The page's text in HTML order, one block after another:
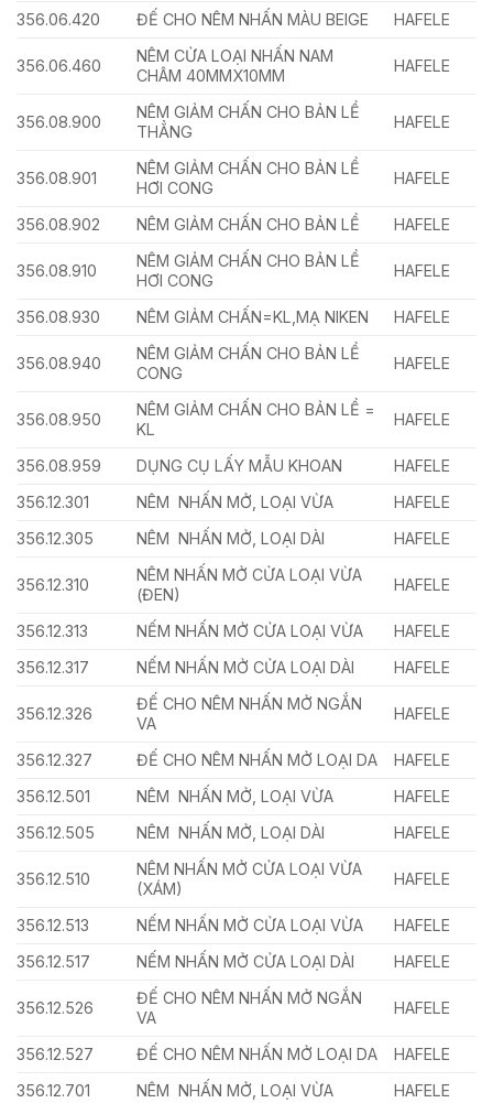
356.06.420 ĐẾ CHO NÊM NHẤN MÀU BEIGE HAFELE
356.06.460
NÊM CỬA LOẠI NHẤN NAM
CHÂM 40MMX10MM
HAFELE
356.08.900
NÊM GIẢM CHẤN CHO BẢN LỀ
THẲNG
HAFELE
356.08.901
NÊM GIẢM CHẤN CHO BẢN LỀ
HƠI CONG
HAFELE
356.08.902 NÊM GIẢM CHẤN CHO BẢN LỀ HAFELE
356.08.910
NÊM GIẢM CHẤN CHO BẢN LỀ
HƠI CONG
HAFELE
356.08.930 NÊM GIẢM CHẤN=KL,MẠ NIKEN HAFELE
356.08.940
NÊM GIẢM CHẤN CHO BẢN LỀ
CONG
HAFELE
356.08.950
NÊM GIẢM CHẤN CHO BẢN LỀ =
KL
HAFELE
356.08.959 DỤNG CỤ LẤY MẪU KHOAN
HAFELE
356.12.301
NÊM NHẤN MỞ, LOẠI VỪA
HAFELE
356.12.305
NÊM NHẤN MỞ, LOẠI DÀI HAFELE
356.12.310
NÊM NHẤN MỞ CỬA LOẠI VỪA
(ĐEN)
HAFELE
356.12.313 NẾM NHẤN MỞ CỬA LOẠI VỪA
HAFELE
356.12.317
NẾM NHẤN MỞ CỬA LOẠI DÀI HAFELE
356.12.326
ĐẾ CHO NÊM NHẤN MỞ NGẮN
VA
HAFELE
356.12.327 ĐẾ CHO NÊM NHẤN MỞ LOẠI DA
HAFELE
356.12.501
NÊM NHẤN MỞ, LOẠI VỪA
HAFELE
356.12.505
NÊM NHẤN MỞ, LOẠI DÀI HAFELE
356.12.510
NÊM NHẤN MỞ CỬA LOẠI VỪA
(XÁM)
HAFELE
356.12.513 NẾM NHẤN MỞ CỬA LOẠI VỪA
HAFELE
356.12.517
NẾM NHẤN MỞ CỬA LOẠI DÀI HAFELE
356.12.526
ĐẾ CHO NÊM NHẤN MỞ NGẮN
VA
HAFELE
356.12.527 ĐẾ CHO NÊM NHẤN MỞ LOẠI DA
HAFELE
356.12.701
NÊM NHẤN MỞ, LOẠI VỪA HAFELE